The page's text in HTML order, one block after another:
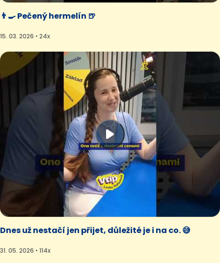
👨‍🍳 Pečený hermelín 🍺
15. 03. 2026 • 24x
Dnes už nestačí jen přijet, důležité je i na co. 😅
31. 05. 2026 • 114x